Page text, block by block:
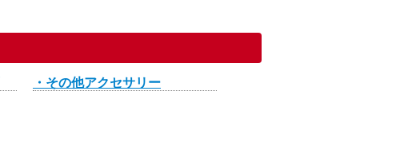
・その他アクセサリー